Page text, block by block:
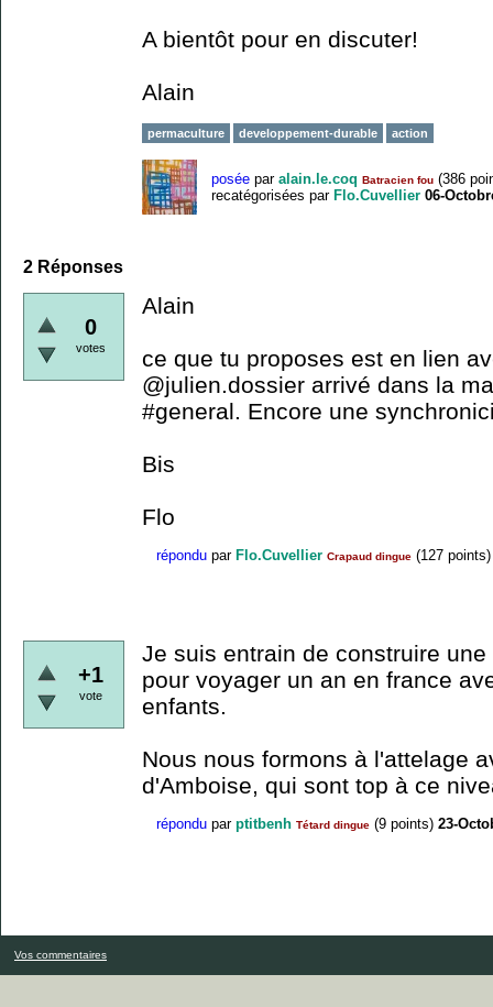
A bientôt pour en discuter!
Alain
permaculture developpement-durable action
posée par alain.le.coq Batracien fou (386
recatégorisées par Flo.Cuvellier 06-
2 Réponses
0
votes
Alain
ce que tu proposes est en lien
@julien.dossier arrivé dans la
#general. Encore une
Bis
Flo
répondu par Flo.Cuvellier Crapaud dingue (127 points)
+1
vote
Je suis entrain de construire
pour voyager un an en france
enfants.
Nous nous formons à l'attelage
d'Amboise, qui sont top à ce
répondu par ptitbenh Tétard dingue (9 points) 23-
Vos commentaires